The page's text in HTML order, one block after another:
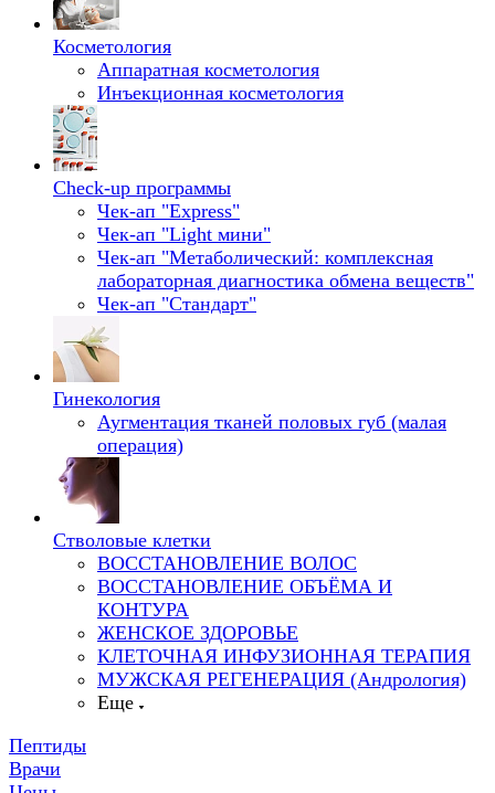
Косметология
Аппаратная косметология
Инъекционная косметология
Check-up программы
Чек-ап "Express"
Чек-ап "Light мини"
Чек-ап "Метаболический: комплексная
лабораторная диагностика обмена веществ"
Чек-ап "Стандарт"
Гинекология
Аугментация тканей половых губ (малая
операция)
Стволовые клетки
ВОССТАНОВЛЕНИЕ ВОЛОС
ВОССТАНОВЛЕНИЕ ОБЪЁМА И
КОНТУРА
ЖЕНСКОЕ ЗДОРОВЬЕ
КЛЕТОЧНАЯ ИНФУЗИОННАЯ ТЕРАПИЯ
МУЖСКАЯ РЕГЕНЕРАЦИЯ (Андрология)
Еще
Пептиды
Врачи